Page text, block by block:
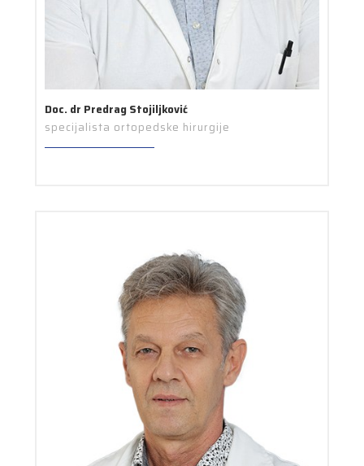
Doc. dr Predrag Stojiljković
specijalista ortopedske hirurgije